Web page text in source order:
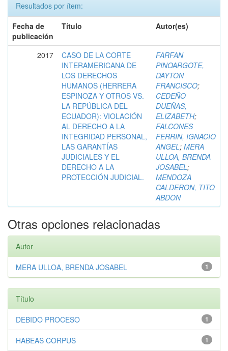
Resultados por ítem:
Fecha de
publicación
Título Autor(es)
2017
CASO DE LA CORTE
INTERAMERICANA DE
LOS DERECHOS
HUMANOS (HERRERA
ESPINOZA Y OTROS VS.
LA REPÚBLICA DEL
ECUADOR): VIOLACIÓN
AL DERECHO A LA
INTEGRIDAD PERSONAL,
LAS GARANTÍAS
JUDICIALES Y EL
DERECHO A LA
PROTECCIÓN JUDICIAL.
FARFAN
PINOARGOTE,
DAYTON
FRANCISCO;
CEDEÑO
DUEÑAS,
ELIZABETH;
FALCONES
FERRIN, IGNACIO
ANGEL; MERA
ULLOA, BRENDA
JOSABEL;
MENDOZA
CALDERON, TITO
ABDON
Otras opciones relacionadas
Autor
1
MERA ULLOA, BRENDA JOSABEL
Título
1
DEBIDO PROCESO
1
HABEAS CORPUS